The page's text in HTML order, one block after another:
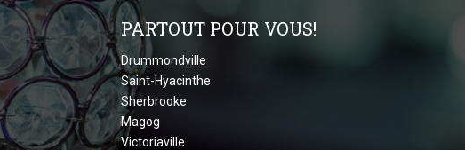
PARTOUT POUR VOUS!
Drummondville
Saint-Hyacinthe
Sherbrooke
Magog
Victoriaville